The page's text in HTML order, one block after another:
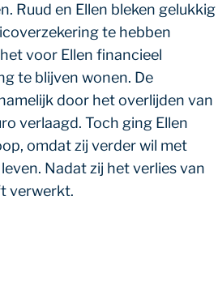
Ruud en Ellen bleken gelukkig
te hebben
voor Ellen financieel
te blijven wonen. De
door het overlijden van
verlaagd. Toch ging Ellen
omdat zij verder wil met
Nadat zij het verlies van
verwerkt.